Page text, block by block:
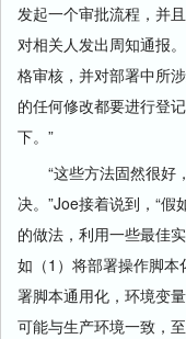
发起一个审批流程，并
对相关人发出周知通报
格审核，并对部署中所
的任何修改都要进行登
下。”
“这些方法固然很好
决。”Joe接着说到，“
的做法，利用一些最佳
如（1）将部署操作脚
署脚本通用化，环境变
可能与生产环境一致，